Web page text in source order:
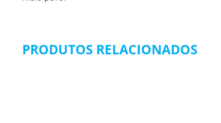
PRODUTOS RELACIONADOS